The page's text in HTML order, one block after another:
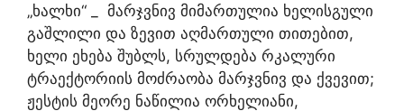
„ხალხი“ _ მარჯვნივ მიმართულია ხელისგული
გაშლილი და ზევით აღმართული თითებით,
ხელი ეხება შუბლს, სრულდება რკალური
ტრაექტორიის მოძრაობა მარჯვნივ და ქვევით;
ჟესტის მეორე ნაწილია ორხელიანი,